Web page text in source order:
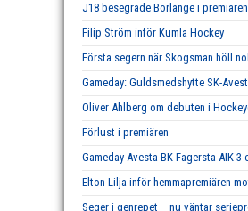
J18 besegrade Borlänge i premiären
Filip Ström inför Kumla Hockey
Första segern när Skogsman höll
Gameday: Guldsmedshytte SK-
Oliver Ahlberg om debuten i
Förlust i premiären
Gameday Avesta BK-Fagersta AIK
Elton Lilja inför hemmapremiären
Seger i genrepet – nu väntar